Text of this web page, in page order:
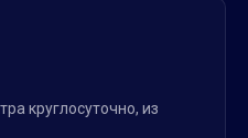
круглосуточно, из